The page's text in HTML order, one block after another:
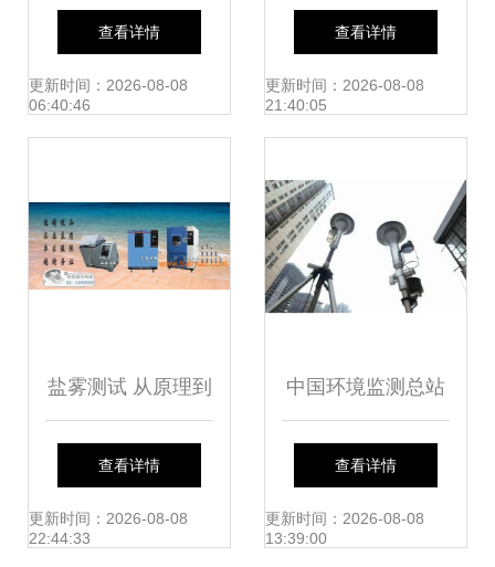
厂房验厂验收安全
检测鉴定报告图文
查看详情
更新时间：2026-08-08
06:40:46
园微耕机 高效农耕
的革新利器
查看详情
更新时间：2026-08-08
21:40:05
盐雾测试 从原理到
应用的全面解析
查看详情
更新时间：2026-08-08
22:44:33
中国环境监测总站
合格产品名录 最新
专题资讯
查看详情
更新时间：2026-08-08
13:39:00